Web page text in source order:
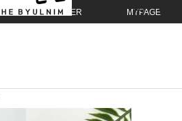
ORDER MYPAGE